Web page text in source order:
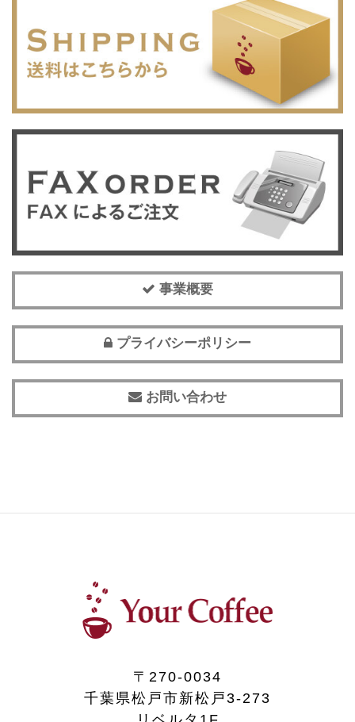
事業概要
プライバシーポリシー
お問い合わせ
〒270-0034
千葉県松戸市新松戸3-273